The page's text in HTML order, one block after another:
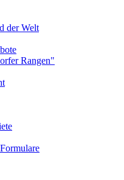
der Welt
Rangen"